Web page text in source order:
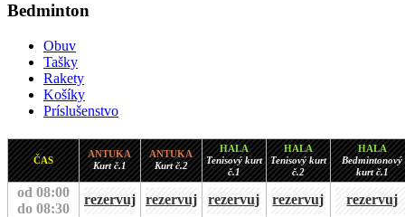
Bedminton
Obuv
Tašky
Rakety
Košíky
Príslušenstvo
ČAS
ANTUKA
Kurt č.1
ANTUKA
Kurt č.2
HALA
Tenisový kurt
č.1
HALA
Tenisový kurt
č.2
HALA
Bedmintonový
kurt č.1
od 08:00
do 08:30
rezervuj rezervuj rezervuj rezervuj
rezervuj